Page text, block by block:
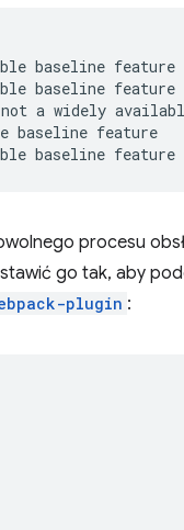
baseline feature
baseline feature
a widely
feature
procesu
go tak, aby
plugin :